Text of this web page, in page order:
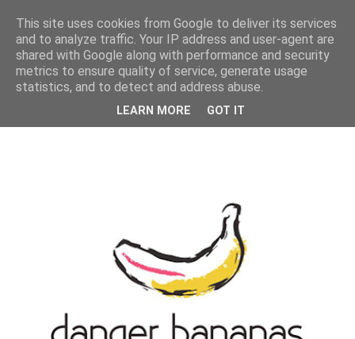
MENU
This site uses cookies from Google to deliver its services
and to analyze traffic. Your IP address and user-agent are
shared with Google along with performance and security
metrics to ensure quality of service, generate usage
statistics, and to detect and address abuse.
LEARN MORE GOT IT